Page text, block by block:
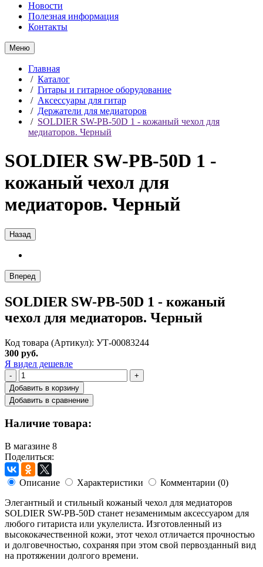
Новости
Полезная информация
Контакты
Меню
Главная
/ Каталог
/ Гитары и гитарное оборудование
/ Аксессуары для гитар
/ Держатели для медиаторов
/ SOLDIER SW-PB-50D 1 - кожаный чехол для
медиаторов. Черный
SOLDIER SW-PB-50D 1 -
кожаный чехол для
медиаторов. Черный
Назад
Вперед
SOLDIER SW-PB-50D 1 - кожаный
чехол для медиаторов. Черный
Код товара (Артикул): УТ-00083244
300 руб.
Я видел дешевле
-
+
Добавить в корзину
Добавить в сравнение
Наличие товара:
В магазине 8
Поделиться:
Описание Характеристики
Комментарии (0)
Элегантный и стильный кожаный чехол для медиаторов
SOLDIER SW-PB-50D станет незаменимым аксессуаром для
любого гитариста или укулелиста. Изготовленный из
высококачественной кожи, этот чехол отличается прочностью
и долговечностью, сохраняя при этом свой первозданный вид
на протяжении долгого времени.